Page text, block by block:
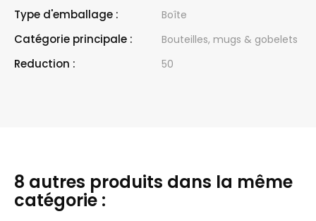
Type d'emballage : Boîte
Catégorie principale : Bouteilles, mugs & gobelets
Reduction : 50
8 autres produits dans la même
catégorie :